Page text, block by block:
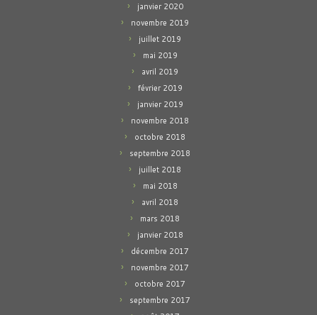
janvier 2020
novembre 2019
juillet 2019
mai 2019
avril 2019
février 2019
janvier 2019
novembre 2018
octobre 2018
septembre 2018
juillet 2018
mai 2018
avril 2018
mars 2018
janvier 2018
décembre 2017
novembre 2017
octobre 2017
septembre 2017